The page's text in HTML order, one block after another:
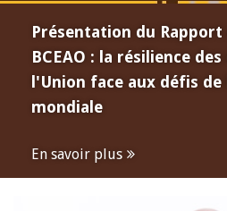
Présentation du Rapport
BCEAO : la résilience
l'Union face aux défis
mondiale
En savoir plus